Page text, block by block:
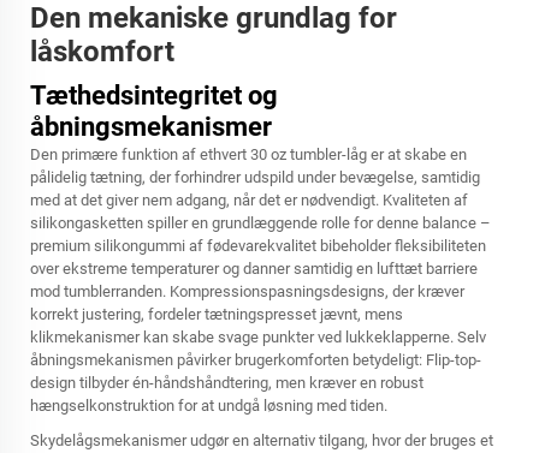
Den mekaniske grundlag for
låskomfort
Tæthedsintegritet og
åbningsmekanismer
Den primære funktion af ethvert 30 oz tumbler-låg er at skabe en
pålidelig tætning, der forhindrer udspild under bevægelse, samtidig
med at det giver nem adgang, når det er nødvendigt. Kvaliteten af
silikongasketten spiller en grundlæggende rolle for denne balance –
premium silikongummi af fødevarekvalitet bibeholder fleksibiliteten
over ekstreme temperaturer og danner samtidig en lufttæt barriere
mod tumblerranden. Kompressionspasningsdesigns, der kræver
korrekt justering, fordeler tætningspresset jævnt, mens
klikmekanismer kan skabe svage punkter ved lukkeklapperne. Selv
åbningsmekanismen påvirker brugerkomforten betydeligt: Flip-top-
design tilbyder én-håndshåndtering, men kræver en robust
hængselkonstruktion for at undgå løsning med tiden.
Skydelågsmekanismer udgør en alternativ tilgang, hvor der bruges et